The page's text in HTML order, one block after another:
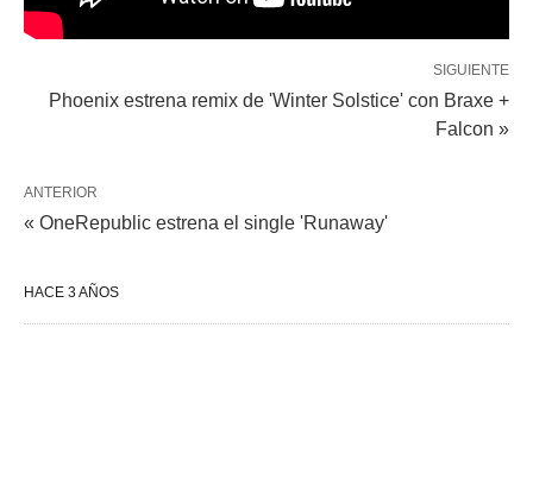
SIGUIENTE
Phoenix estrena remix de 'Winter Solstice' con Braxe +
Falcon »
ANTERIOR
« OneRepublic estrena el single 'Runaway'
HACE 3 AÑOS